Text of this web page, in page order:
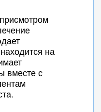
на
вместе с